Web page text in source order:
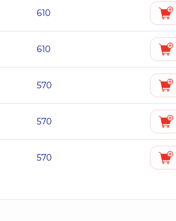
610
610
570
570
570